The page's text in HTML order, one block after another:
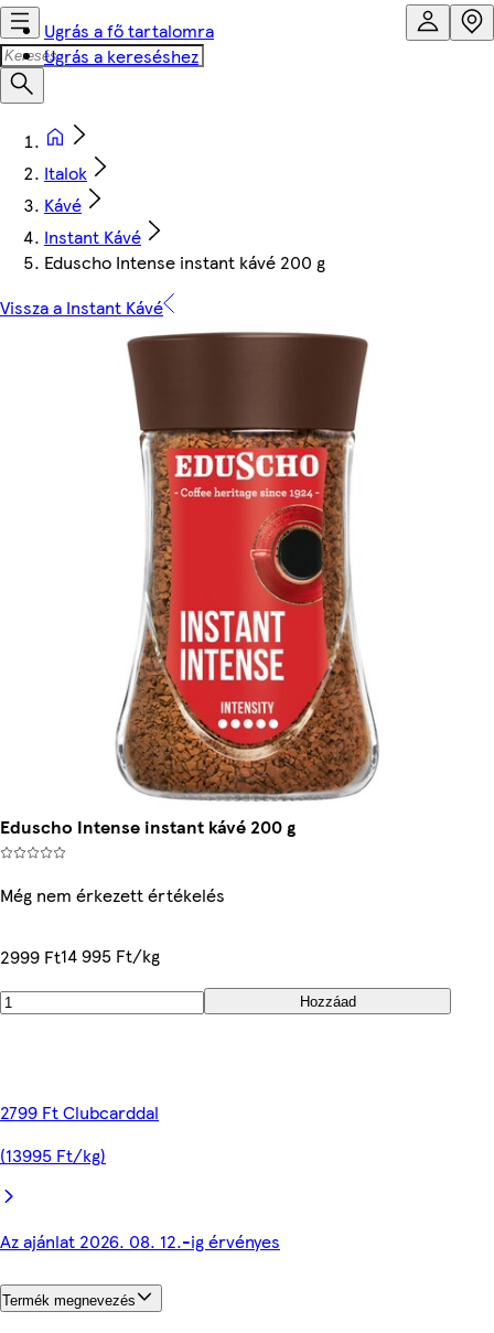
Ugrás a fő tartalomra
Ugrás a kereséshez
Italok
Kávé
Instant Kávé
Eduscho Intense instant kávé 200 g
Vissza a Instant Kávé
Eduscho Intense instant kávé 200 g
Még nem érkezett értékelés
2999 Ft14 995 Ft/kg
Hozzáad
2799 Ft Clubcarddal
(13995 Ft/kg)
Az ajánlat 2026. 08. 12.-ig érvényes
Termék megnevezés